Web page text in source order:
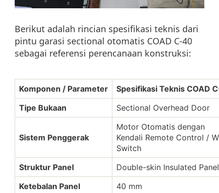
Berikut adalah rincian spesifikasi teknis dari
pintu garasi sectional otomatis COAD C-40
sebagai referensi perencanaan konstruksi:
Komponen / Parameter
Spesifikasi Teknis COAD
Tipe Bukaan
Sectional Overhead Door
Sistem Penggerak
Motor Otomatis dengan
Kendali Remote Control /
Switch
Struktur Panel
Double-skin Insulated Panel
Ketebalan Panel
40 mm